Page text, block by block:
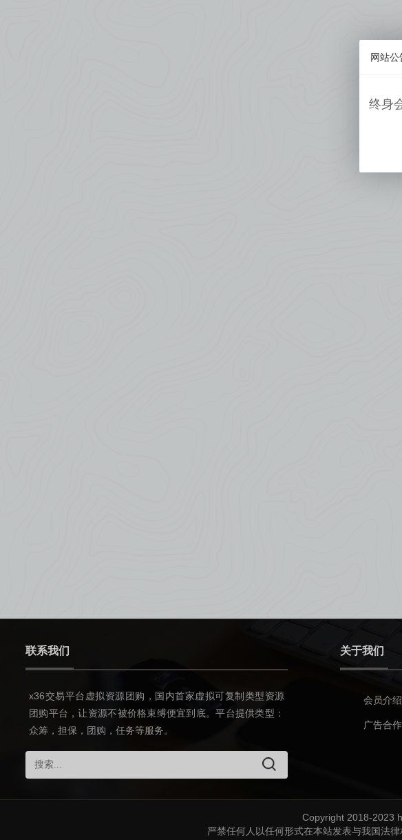
联系我们
x36交易平台虚拟资源团购，国内首家虚拟可复制类型资源
团购平台，让资源不被价格束缚便宜到底。平台提供类型：
众筹，担保，团购，任务等服务。
关于我们
会员介绍
广告合作
Copyright 2018-2023
严禁任何人以任何形式在本站发表与我国法
网站公
终身